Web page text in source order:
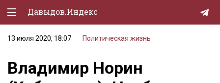
Давыдов.Индекс
Политическая жизнь
Экономика
13 июля 2020, 18:07 Политическая жизнь
Владимир Норин